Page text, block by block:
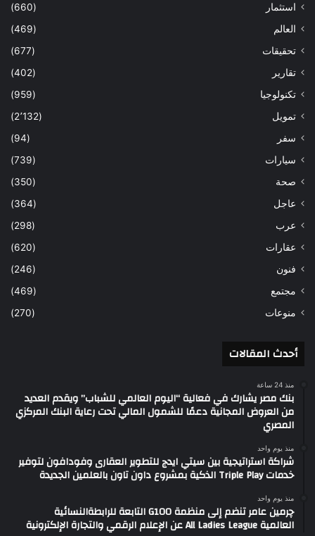
استثمار
(660)
العالم
(469)
تحقيقات
(677)
تقارير
(402)
تكنولوجيا
(959)
تمويل
(2٬132)
سفر
(94)
سيارات
(739)
صحة
(350)
عاجل
(364)
عرب
(298)
عقارات
(620)
فنون
(246)
مجتمع
(469)
منوعات
(270)
أحدث المقالات
منذ 24 ساعة
بنك مصر يشارك في فعالية “اليوم العالمي للشباب” ويقدم العديد
من العروض المجانية دعمًا للشمول المالي تحت رعاية البنك المركزي
المصري
منذ يوم واحد
شراكة استراتيجية بين سيتي ايدج للتطوير العقارى وفودافون لتوفير
خدمات Triple Play الذكية بمشروع داون تاون بالعلمين الجديدة
منذ يوم واحد
چرمين عامر تنضم إلى منظمة G100 التابعة للرابطةالنسائية
العالمية All Ladies League عن الإعلام الرقمي والتجارة الإلكترونية